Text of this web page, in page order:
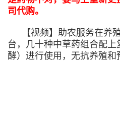
司代购。
【视频】助农服务在养
台，几十种中草药组合配
酵）进行使用，无抗养殖和